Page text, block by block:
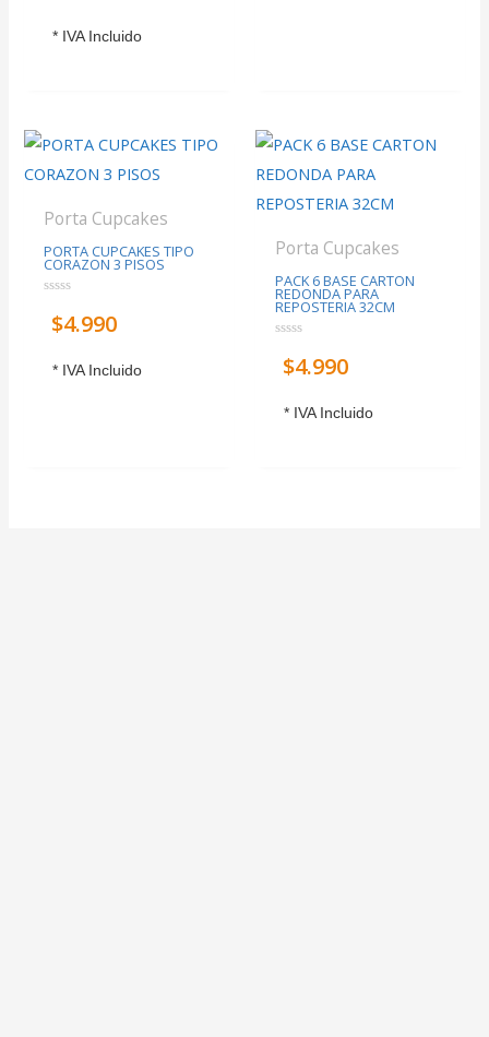
* IVA Incluido
Porta Cupcakes
PORTA CUPCAKES TIPO
CORAZON 3 PISOS
con
$4.990
* IVA Incluido
Porta Cupcakes
PACK 6 BASE CARTON
REDONDA PARA
REPOSTERIA 32CM
con
$4.990
* IVA Incluido